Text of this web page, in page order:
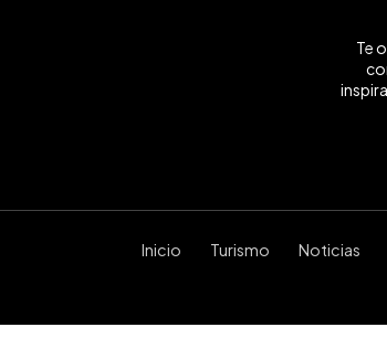
Te
Inicio Turismo Noticias